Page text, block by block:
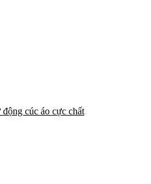
cúc áo cực chất